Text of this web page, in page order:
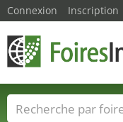
Connexion Inscription